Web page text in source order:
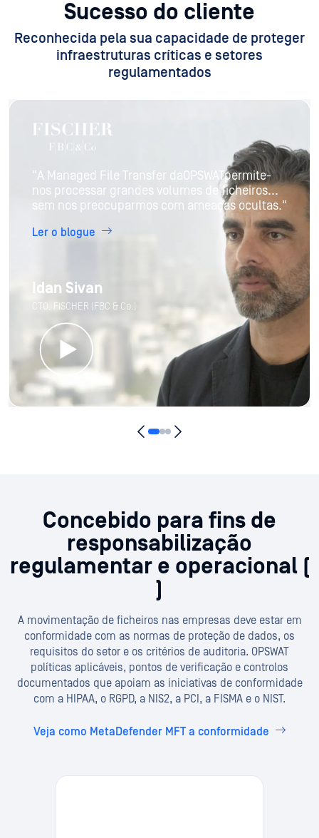
Sucesso do cliente
Reconhecida pela sua capacidade de proteger
infraestruturas críticas e setores
regulamentados
"A Managed File Transfer daOPSWATpermite-
nos processar grandes volumes de ficheiros...
sem nos preocuparmos com ameaças ocultas."
Ler o blogue
Idan Sivan
CTO, FISCHER (FBC & Co.)
Concebido para fins de
responsabilização
regulamentar e operacional (
)
A movimentação de ficheiros nas empresas deve estar em
conformidade com as normas de proteção de dados, os
requisitos do setor e os critérios de auditoria. OPSWAT
políticas aplicáveis, pontos de verificação e controlos
documentados que apoiam as iniciativas de conformidade
com a HIPAA, o RGPD, a NIS2, a PCI, a FISMA e o NIST.
Veja como MetaDefender MFT a conformidade